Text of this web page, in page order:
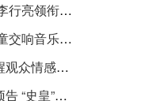
启“印象式···
东方艺术···
杨和苏周···
归破解···